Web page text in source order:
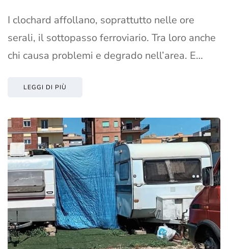
I clochard affollano, soprattutto nelle ore
serali, il sottopasso ferroviario. Tra loro anche
chi causa problemi e degrado nell’area. E…
LEGGI DI PIÙ